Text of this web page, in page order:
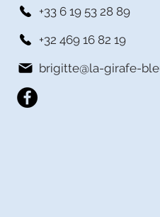
+33 6 19 53 28 89
+32 469 16 82 19
brigitte@la-girafe-